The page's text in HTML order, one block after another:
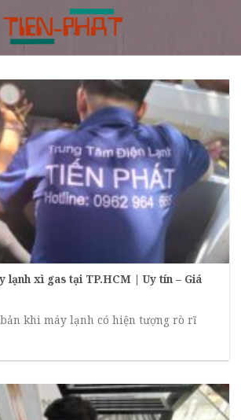
lạnh xì gas tại TP.HCM | Uy tín – Giá
khi máy lạnh có hiện tượng rò rĩ